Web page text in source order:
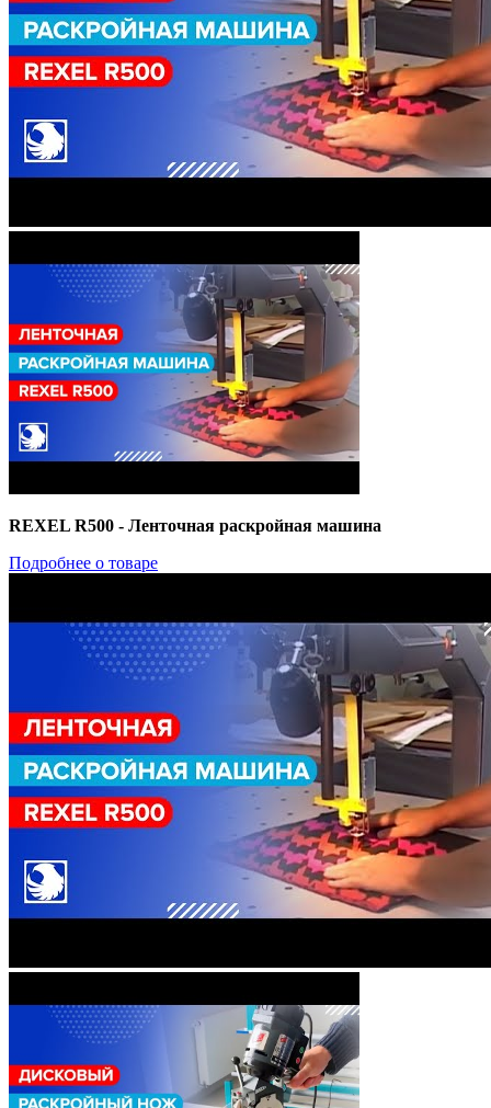
REXEL R500 - Ленточная раскройная машина
Подробнее о товаре